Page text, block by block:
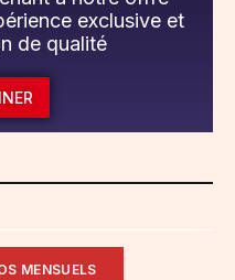
exclusive et
de qualité
MENSUELS